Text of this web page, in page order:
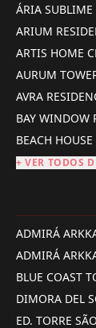
ÁRIA SUBLIME
ARIUM
ARTIS HOME
AURUM
AVRA
BAY WINDOW
BEACH HOUSE
+ VER TODOS
ADMIRÁ
ADMIRÁ
BLUE COAST
DIMORA DEL
ED. TORRE